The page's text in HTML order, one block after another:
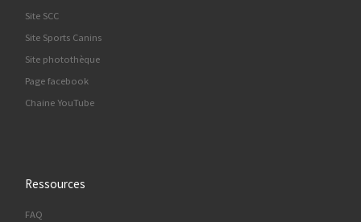
Site SCC
Site Sports Canins
Site photothèque
Page facebook
Chaine YouTube
Ressources
FAQ